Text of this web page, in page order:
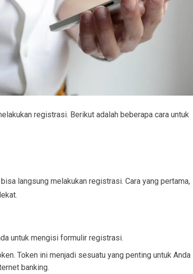
registrasi. Berikut adalah beberapa cara untuk
langsung melakukan registrasi. Cara yang pertama,
untuk mengisi formulir registrasi.
Token ini menjadi sesuatu yang penting untuk Anda
banking.